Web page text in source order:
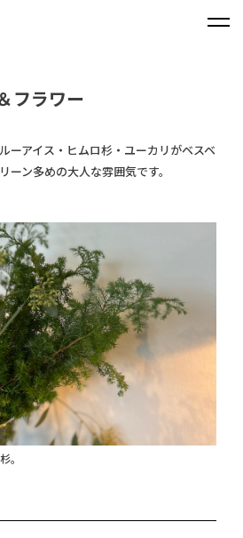
フラワー
ーアイス・ヒムロ杉・ユーカリがベスベ
ーン多めの大人な雰囲気です。
。